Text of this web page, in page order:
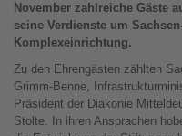
November zahlreiche Gäste
seine Verdienste um
Komplexeinrichtung.
Zu den Ehrengästen zählten
Grimm-Benne,
Präsident der Diakonie
Stolte. In ihren Ansprachen